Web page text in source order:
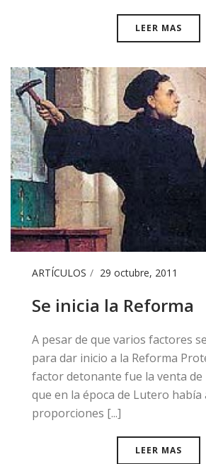
LEER MAS
ARTÍCULOS 29 octubre, 2011
Se inicia la Reforma
​​A pesar de que varios factores
para dar inicio a la Reforma
factor detonante fue la venta de
que en la época de Lutero había
proporciones [...]
LEER MAS